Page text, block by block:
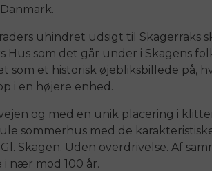
uhindret udsigt til Skagerraks
Hus som det går under i Skagens
et historisk øjebliksbillede på,
i en højere enhed.
og med en unik placering i
sommerhus med de
Skagen. Uden overdrivelse. Af
nær mod 100 år.